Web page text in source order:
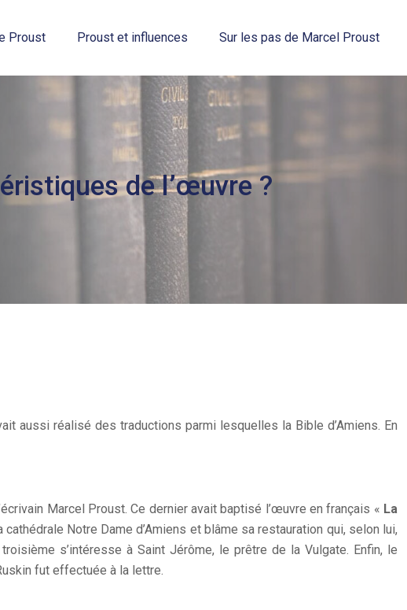
Proust Proust et influences Sur les pas de Marcel Proust
de l’œuvre ?
aussi réalisé des traductions parmi lesquelles la Bible d’Amiens. En
Marcel Proust. Ce dernier avait baptisé l’œuvre en français « La
Notre Dame d’Amiens et blâme sa restauration qui, selon lui,
s’intéresse à Saint Jérôme, le prêtre de la Vulgate. Enfin, le
fut effectuée à la lettre.